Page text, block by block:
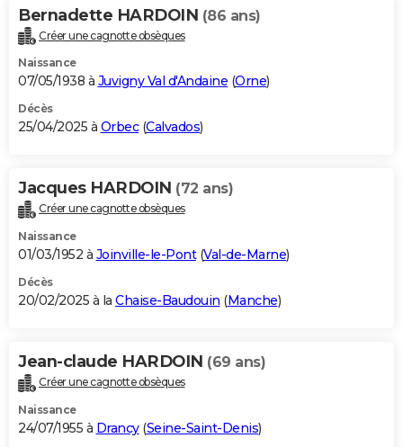
Bernadette HARDOIN (86 ans)
Créer une cagnotte obsèques
Naissance
07/05/1938 à Juvigny Val d'Andaine (Orne)
Décès
25/04/2025 à Orbec(Calvados)
Jacques HARDOIN (72 ans)
Créer une cagnotte obsèques
Naissance
01/03/1952 à Joinville-le-Pont(Val-de-Marne)
Décès
20/02/2025 à la Chaise-Baudouin (Manche)
Jean-claude HARDOIN (69 ans)
Créer une cagnotte obsèques
Naissance
24/07/1955 à Drancy(Seine-Saint-Denis)